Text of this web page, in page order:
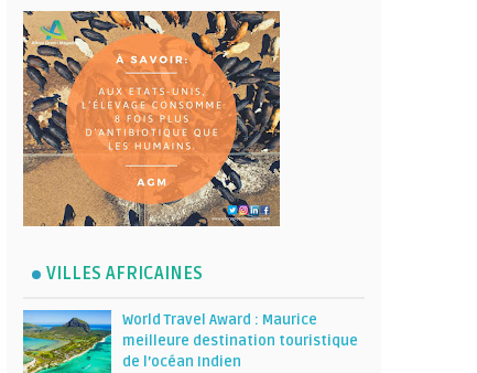
VILLES AFRICAINES
World Travel Award : Maurice
meilleure destination touristique
de l’océan Indien